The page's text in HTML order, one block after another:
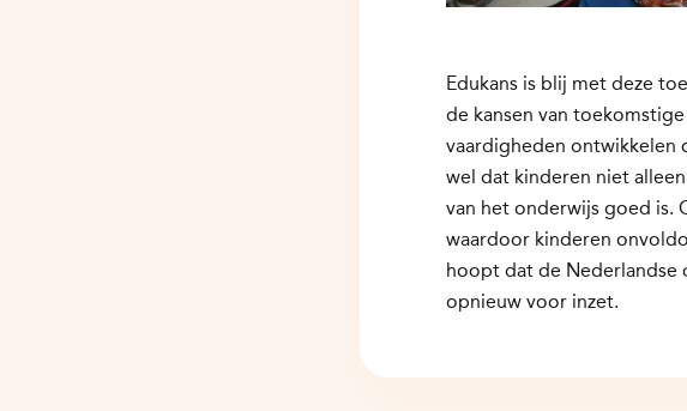
Edukans is blij met deze
de kansen van
vaardigheden ontwikkelen
wel dat kinderen niet
van het onderwijs goed is.
waardoor kinderen
hoopt dat de Nederlandse
opnieuw voor inzet.